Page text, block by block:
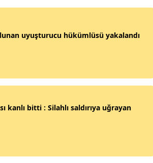
uyuşturucu hükümlüsü yakalandı
kanlı bitti : Silahlı saldırıya uğrayan